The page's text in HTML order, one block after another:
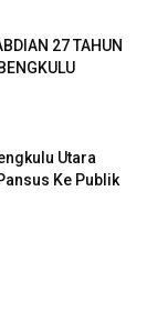
27 TAHUN
Utara
Ke Publik